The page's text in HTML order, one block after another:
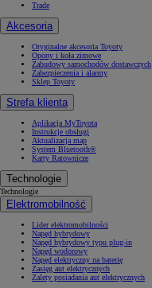
Trade
Akcesoria
Oryginalne akcesoria Toyoty
Opony i koła zimowe
Zabudowy samochodów dostawczych
Zabezpieczenia i alarmy
Sklep Toyoty
Strefa klienta
Aplikacja MyToyota
Instrukcje obsługi
Aktualizacja map
System Bluetooth®
Karty Ratownicze
Technologie
Technologie
Elektromobilność
Lider elektromobilności
Napęd hybrydowy
Napęd hybrydowy typu plug-in
Napęd wodorowy
Napęd elektryczny na baterię
Zasięg aut elektrycznych
Zalety posiadania aut elektrycznych